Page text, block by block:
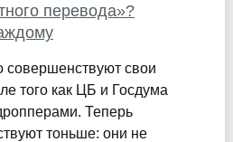
перевода»?
совершенствуют свои
того как ЦБ и Госдума
Теперь
тоньше: они не